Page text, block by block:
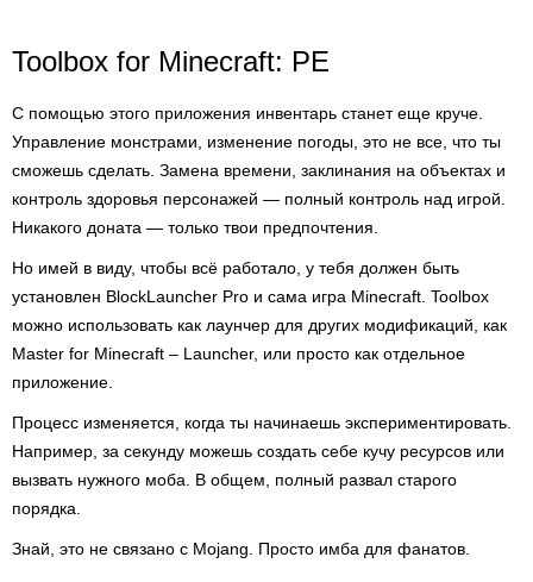
Toolbox for Minecraft: PE
С помощью этого приложения инвентарь станет еще круче.
Управление монстрами, изменение погоды, это не все, что ты
сможешь сделать. Замена времени, заклинания на объектах и
контроль здоровья персонажей — полный контроль над игрой.
Никакого доната — только твои предпочтения.
Но имей в виду, чтобы всё работало, у тебя должен быть
установлен BlockLauncher Pro и сама игра Minecraft. Toolbox
можно использовать как лаунчер для других модификаций, как
Master for Minecraft – Launcher, или просто как отдельное
приложение.
Процесс изменяется, когда ты начинаешь экспериментировать.
Например, за секунду можешь создать себе кучу ресурсов или
вызвать нужного моба. В общем, полный развал старого
порядка.
Знай, это не связано с Mojang. Просто имба для фанатов.